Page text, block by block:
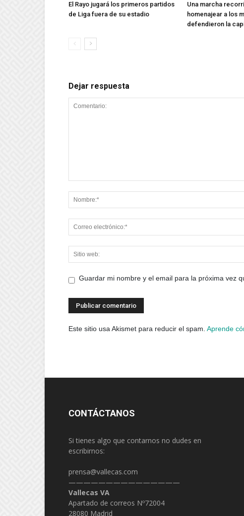
El Rayo jugará los primeros partidos
de Liga fuera de su estadio
Una marcha
homenajear a los
defendieron la
Dejar respuesta
Guardar mi nombre y el email para la próxima vez
Este sitio usa Akismet para reducir el spam. Aprende
CONTÁCTANOS
Si tienes algo que contarnos no dudes en
escribirnos:
prensa@vallecas.com
———————————————
Vallecas VA
Apartado de correos Nº72004
28080 Madrid